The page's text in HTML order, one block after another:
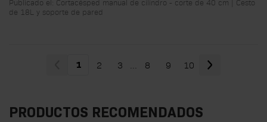
Publicado el: Cortacésped manual de cilindro - corte de 40 cm | Cesto
de 18L y soporte de pared
Actualmente estás leyendo página
1 Página
2 Página
3 ...Página
8 Página
9 Página
10
PRODUCTOS RECOMENDADOS